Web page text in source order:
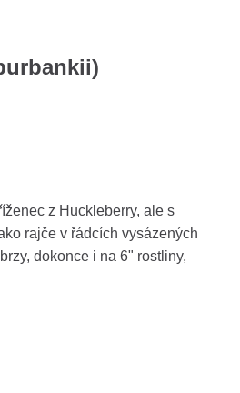
z Huckleberry, ale s
rajče v řádcích vysázených
dokonce i na 6" rostliny,